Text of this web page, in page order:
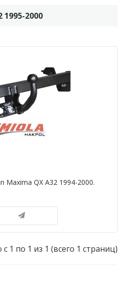
1995-2000
Maxima QX A32 1994-2000.
1 по 1 из 1 (всего 1 страниц)